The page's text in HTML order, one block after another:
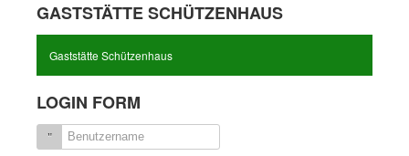
GASTSTÄTTE SCHÜTZENHAUS
Gaststätte Schützenhaus
LOGIN FORM
Benutzername